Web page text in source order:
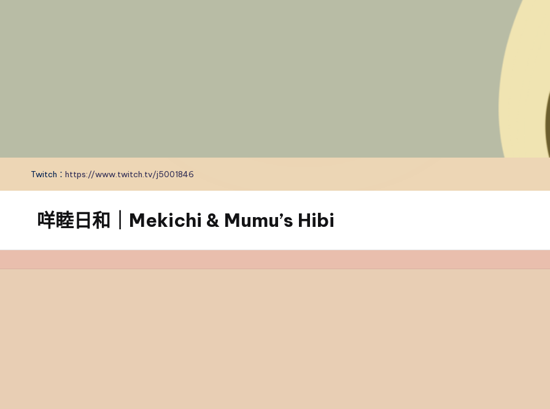
Twitch： https://www.twitch.tv/j5001846
咩睦日和｜Mekichi & Mumu’s Hibi